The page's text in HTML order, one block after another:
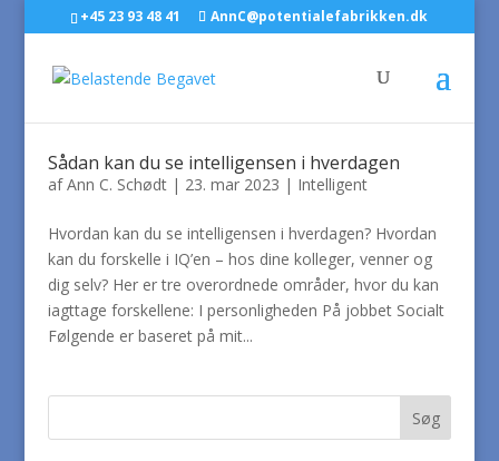
+45 23 93 48 41 AnnC@potentialefabrikken.dk
Sådan kan du se intelligensen i hverdagen
afAnn C. Schødt| 23. mar 2023 | Intelligent
Hvordan kan du se intelligensen i hverdagen? Hvordan
kan du forskelle i IQ’en – hos dine kolleger, venner og
dig selv? Her er tre overordnede områder, hvor du kan
iagttage forskellene: I personligheden På jobbet Socialt
Følgende er baseret på mit...